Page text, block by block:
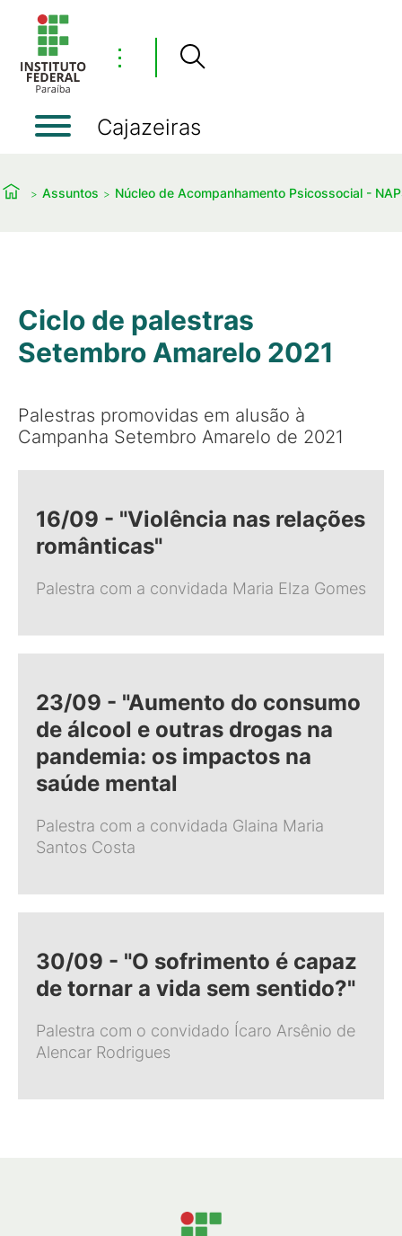
⋮
Cajazeiras
Assuntos Núcleo de Acompanhamento Psicossocial -
Ciclo de palestras
Setembro Amarelo 2021
Palestras promovidas em alusão à
Campanha Setembro Amarelo de 2021
16/09 - "Violência nas relações
românticas"
Palestra com a convidada Maria Elza Gomes
23/09 - "Aumento do consumo
de álcool e outras drogas na
pandemia: os impactos na
saúde mental
Palestra com a convidada Glaina Maria
Santos Costa
30/09 - "O sofrimento é capaz
de tornar a vida sem sentido?"
Palestra com o convidado Ícaro Arsênio de
Alencar Rodrigues